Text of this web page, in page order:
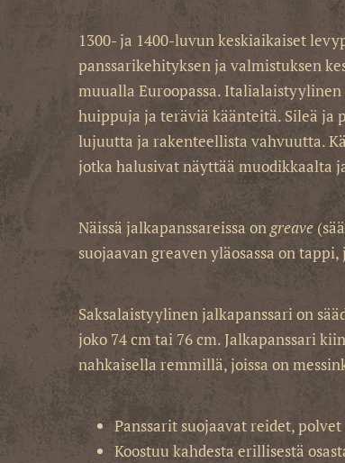
1300- ja 1400-luvun keskiaikaiset
panssarikehityksen ja valmistuksen
muualla Euroopassa.
huippuja ja teräviä käänteitä. Sileä ja
lujuutta ja rakenteellista vahvuutta.
jotka halusivat näyttää muodikkaalta
Näissä jalkapanssareissa ongreave
suojaavan greaven yläosassa on
Saksalaistyylinen jalkapanssari on
joko 74 cm tai 76 cm. Jalkapanssari
nahkaisella remmillä, joissa on
Panssarit suojaavat reidet,
Koostuu kahdesta erillisestä